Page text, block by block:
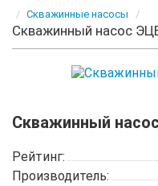
Скважинные насосы
Скважинный насос
Скважинный
Рейтинг:
Производитель: